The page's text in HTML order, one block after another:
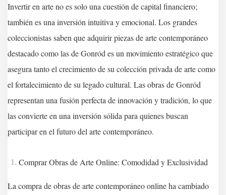
Invertir en arte no es solo una cuestión de capital financiero;
también es una inversión intuitiva y emocional. Los grandes
coleccionistas saben que adquirir piezas de arte contemporáneo
destacado como las de Gonród es un movimiento estratégico que
asegura tanto el crecimiento de su colección privada de arte como
el fortalecimiento de su legado cultural. Las obras de Gonród
representan una fusión perfecta de innovación y tradición, lo que
las convierte en una inversión sólida para quienes buscan
participar en el futuro del arte contemporáneo.
Comprar Obras de Arte Online: Comodidad y Exclusividad
La compra de obras de arte contemporáneo online ha cambiado